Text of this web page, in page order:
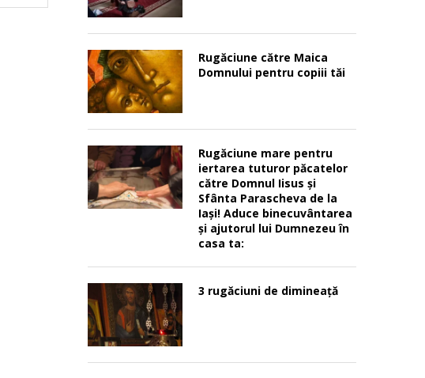
Rugăciune către Maica
Domnului pentru copiii tăi
Rugăciune mare pentru
iertarea tuturor păcatelor
către Domnul Iisus şi
Sfânta Parascheva de la
Iaşi! Aduce binecuvântarea
şi ajutorul lui Dumnezeu în
casa ta:
3 rugăciuni de dimineață